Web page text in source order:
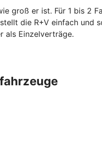
groß er ist. Für 1 bis 2
die R+V einfach und
als Einzelverträge.